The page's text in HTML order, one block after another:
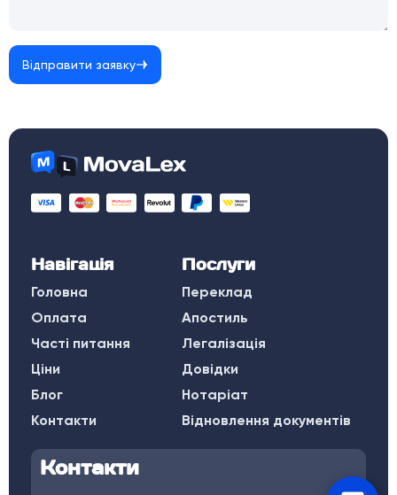
Відправити заявку
Навігація
Головна
Оплата
Часті питання
Ціни
Блог
Контакти
Послуги
Переклад
Апостиль
Легалізація
Довідки
Нотаріат
Відновлення документів
Контакти